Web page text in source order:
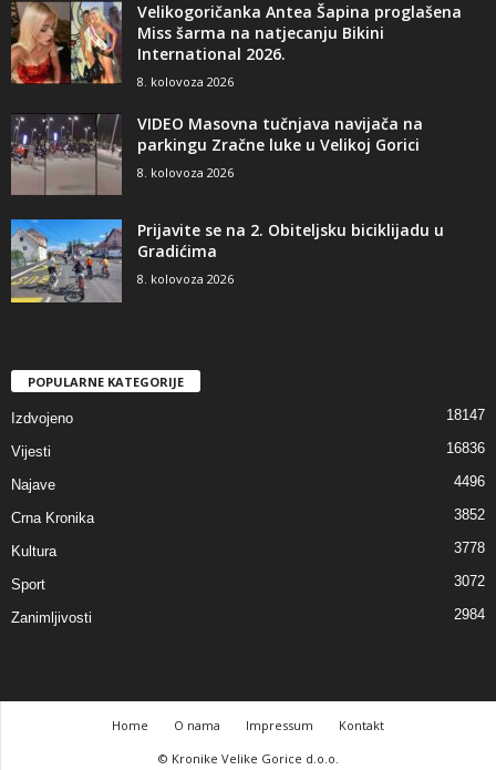
Velikogoričanka Antea Šapina proglašena
Miss šarma na natjecanju Bikini
International 2026.
8. kolovoza 2026
VIDEO Masovna tučnjava navijača na
parkingu Zračne luke u Velikoj Gorici
8. kolovoza 2026
Prijavite se na 2. Obiteljsku biciklijadu u
Gradićima
8. kolovoza 2026
POPULARNE KATEGORIJE
Izdvojeno 18147
Vijesti 16836
Najave 4496
Crna Kronika 3852
Kultura 3778
Sport 3072
Zanimljivosti 2984
Home O nama Impressum
Kontakt
© Kronike Velike Gorice d.o.o.